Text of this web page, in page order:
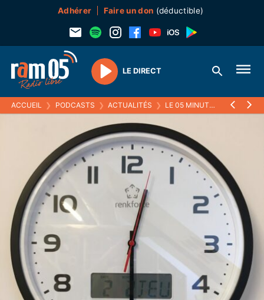
Adhérer Faire un don (déductible)
Play
LE DIRECT
ACCUEIL ❯ PODCASTS ❯ ACTUALITÉS ❯ LE 05 MINUTES 13 MARS